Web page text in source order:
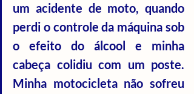
um acidente de moto, quando
perdi o controle da máquina sob
o efeito do álcool e minha
cabeça colidiu com um poste.
Minha motocicleta não sofreu